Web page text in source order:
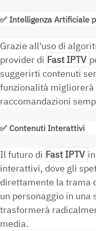
✅ Intelligenza Artificiale
Grazie all'uso di
provider di Fast IPTV
suggerirti contenuti
funzionalità
raccomandazioni
✅ Contenuti Interattivi
Il futuro di Fast IPTV
interattivi, dove gli
direttamente la trama
un personaggio in una
trasformerà
media.